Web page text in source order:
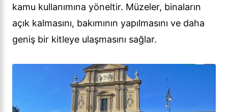
kamu kullanımına yöneltir. Müzeler, binaların
açık kalmasını, bakımının yapılmasını ve daha
geniş bir kitleye ulaşmasını sağlar.